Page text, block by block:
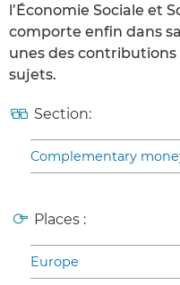
l’Économie Sociale et
comporte enfin dans
unes des
sujets.
Section:
Complementary
Places :
Europe